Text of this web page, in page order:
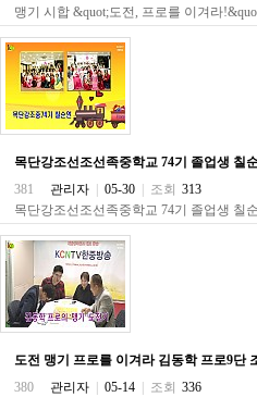
대
출
DB
파
란
우
즐
성
무
료
만
맹기 시합 &quot;도전, 프로를 이겨라
목단강조선조선족중학교 74기 졸업생 칠
381
관리자 05-30 조회 313
목단강조선조선족중학교 74기 졸업생 칠
도전 맹기 프로를 이겨라 김동학 프로9단
380
관리자 05-14 조회 336